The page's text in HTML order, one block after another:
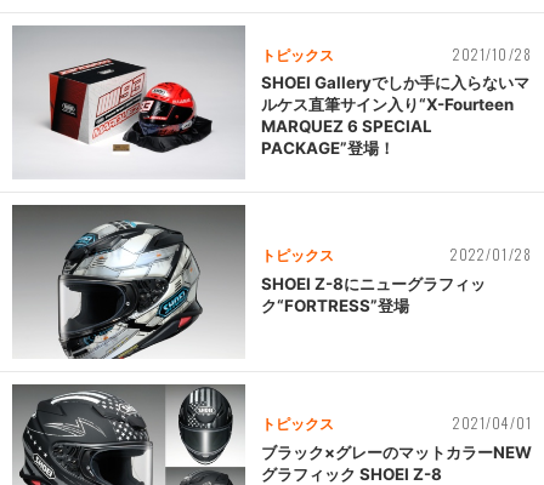
トピックス 2021/10/28
SHOEI Galleryでしか手に入らないマ
ルケス直筆サイン入り“X-Fourteen
MARQUEZ 6 SPECIAL
PACKAGE”登場！
トピックス 2022/01/28
SHOEI Z-8にニューグラフィッ
ク“FORTRESS”登場
トピックス 2021/04/01
ブラック×グレーのマットカラーNEW
グラフィック SHOEI Z-8